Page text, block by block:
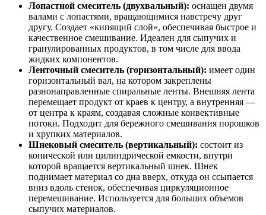
Лопастной смеситель (двухвальный): оснащен двумя
валами с лопастями, вращающимися навстречу друг
другу. Создает «кипящий слой», обеспечивая быстрое и
качественное смешивание. Идеален для сыпучих и
гранулированных продуктов, в том числе для ввода
жидких компонентов.
Ленточный смеситель (горизонтальный): имеет один
горизонтальный вал, на котором закреплены
разнонаправленные спиральные ленты. Внешняя лента
перемещает продукт от краев к центру, а внутренняя —
от центра к краям, создавая сложные конвективные
потоки. Подходит для бережного смешивания порошков
и хрупких материалов.
Шнековый смеситель (вертикальный): состоит из
конической или цилиндрической емкости, внутри
которой вращается вертикальный шнек. Шнек
поднимает материал со дна вверх, откуда он ссыпается
вниз вдоль стенок, обеспечивая циркуляционное
перемешивание. Используется для больших объемов
сыпучих материалов.